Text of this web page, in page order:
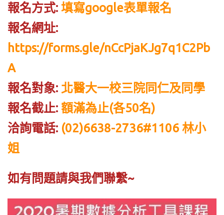
報名方式: 填寫google表單報名
報名網址:
https://forms.gle/nCcPjaKJg7q1C2Pb
A
報名對象: 北醫大一校三院同仁及同學
報名截止: 額滿為止(各50名)
洽詢電話: (02)6638-2736#1106 林小
姐
如有問題請與我們聯繫~